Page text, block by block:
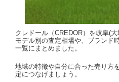
クレドール（CREDOR）を岐阜(
モデル別の査定相場や、ブランド
一覧にまとめました。
地域の特徴や自分に合った売り方
定につなげましょう。